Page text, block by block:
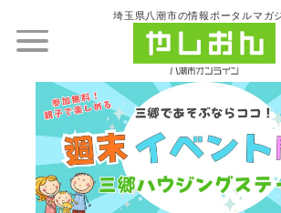
埼玉県八潮市の情報ポータルマガ